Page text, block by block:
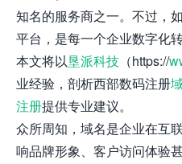
知名的服务商之一。不过，
平台，是每一个企业数字化
本文将以垦派科技 （https://
业经验，剖析西部数码注册
注册提供专业建议。
众所周知，域名是企业在互
响品牌形象、客户访问体验